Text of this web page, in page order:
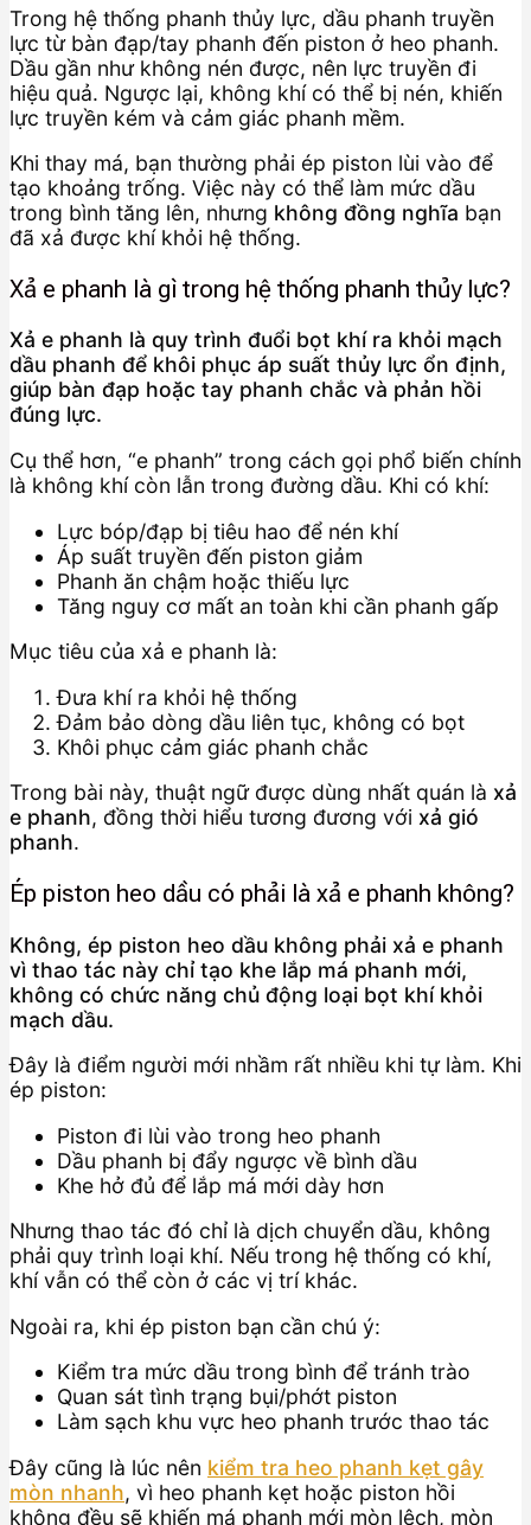
Trong hệ thống phanh thủy lực, dầu phanh truyền
lực từ bàn đạp/tay phanh đến piston ở heo phanh.
Dầu gần như không nén được, nên lực truyền đi
hiệu quả. Ngược lại, không khí có thể bị nén, khiến
lực truyền kém và cảm giác phanh mềm.
Khi thay má, bạn thường phải ép piston lùi vào để
tạo khoảng trống. Việc này có thể làm mức dầu
trong bình tăng lên, nhưng không đồng nghĩa bạn
đã xả được khí khỏi hệ thống.
Xả e phanh là gì trong hệ thống phanh thủy lực?
Xả e phanh là quy trình đuổi bọt khí ra khỏi mạch
dầu phanh để khôi phục áp suất thủy lực ổn định,
giúp bàn đạp hoặc tay phanh chắc và phản hồi
đúng lực.
Cụ thể hơn, “e phanh” trong cách gọi phổ biến chính
là không khí còn lẫn trong đường dầu. Khi có khí:
Lực bóp/đạp bị tiêu hao để nén khí
Áp suất truyền đến piston giảm
Phanh ăn chậm hoặc thiếu lực
Tăng nguy cơ mất an toàn khi cần phanh gấp
Mục tiêu của xả e phanh là:
Đưa khí ra khỏi hệ thống
Đảm bảo dòng dầu liên tục, không có bọt
Khôi phục cảm giác phanh chắc
Trong bài này, thuật ngữ được dùng nhất quán là xả
e phanh, đồng thời hiểu tương đương với xả gió
phanh.
Ép piston heo dầu có phải là xả e phanh không?
Không, ép piston heo dầu không phải xả e phanh
vì thao tác này chỉ tạo khe lắp má phanh mới,
không có chức năng chủ động loại bọt khí khỏi
mạch dầu.
Đây là điểm người mới nhầm rất nhiều khi tự làm. Khi
ép piston:
Piston đi lùi vào trong heo phanh
Dầu phanh bị đẩy ngược về bình dầu
Khe hở đủ để lắp má mới dày hơn
Nhưng thao tác đó chỉ là dịch chuyển dầu, không
phải quy trình loại khí. Nếu trong hệ thống có khí,
khí vẫn có thể còn ở các vị trí khác.
Ngoài ra, khi ép piston bạn cần chú ý:
Kiểm tra mức dầu trong bình để tránh trào
Quan sát tình trạng bụi/phớt piston
Làm sạch khu vực heo phanh trước thao tác
Đây cũng là lúc nên kiểm tra heo phanh kẹt gây
mòn nhanh, vì heo phanh kẹt hoặc piston hồi
không đều sẽ khiến má phanh mới mòn lệch, mòn